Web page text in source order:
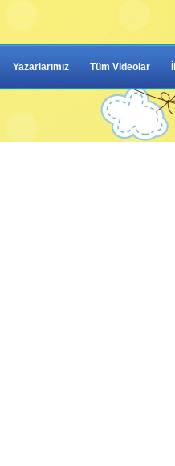
Yazarlarımız Tüm Videolar